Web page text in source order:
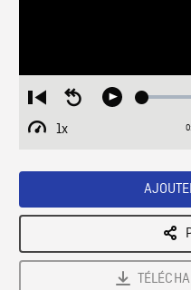
Restart
from
beginning
Seek
Play Loaded:
1x
Playback